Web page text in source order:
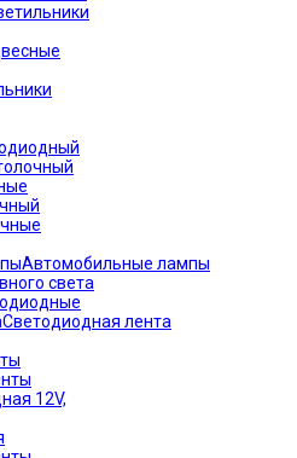
Автомобильные лампы
света
Светодиодная лента
12V,